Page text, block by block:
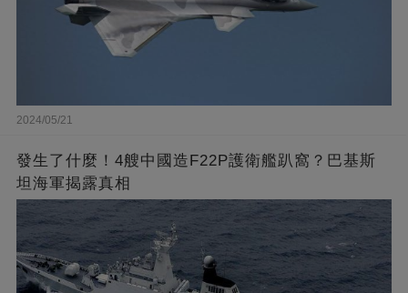
2024/05/21
發生了什麼！4艘中國造F22P護衛艦趴窩？巴基斯
坦海軍揭露真相